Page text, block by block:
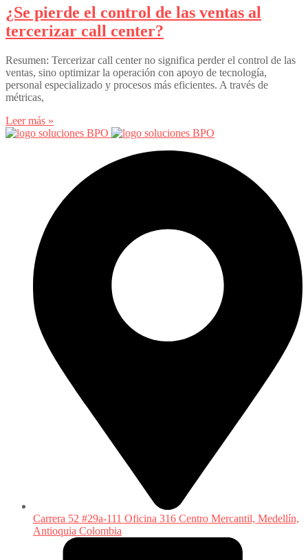
¿Se pierde el control de las ventas al
tercerizar call center?
Resumen: Tercerizar call center no significa perder el control de las
ventas, sino optimizar la operación con apoyo de tecnología,
personal especializado y procesos más eficientes. A través de
métricas,
Leer más »
Carrera 52 #29a-111 Oficina 316 Centro Mercantil, Medellín,
Antioquia Colombia